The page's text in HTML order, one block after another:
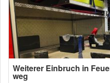
Weiterer Einbruch in
weg